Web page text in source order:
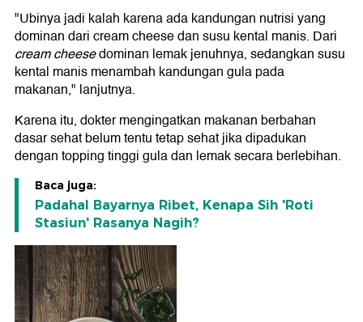
"Ubinya jadi kalah karena ada kandungan nutrisi yang
dominan dari cream cheese dan susu kental manis. Dari
cream cheesedominan lemak jenuhnya, sedangkan susu
kental manis menambah kandungan gula pada
makanan," lanjutnya.
Karena itu, dokter mengingatkan makanan berbahan
dasar sehat belum tentu tetap sehat jika dipadukan
dengan topping tinggi gula dan lemak secara berlebihan.
Baca juga:
Padahal Bayarnya Ribet, Kenapa Sih 'Roti
Stasiun' Rasanya Nagih?